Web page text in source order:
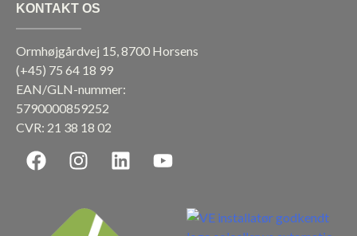
KONTAKT OS
Ormhøjgårdvej 15, 8700 Horsens
(+45) 75 64 18 99
EAN/GLN-nummer:
5790000859252
CVR: 21 38 18 02
F
a
I
n
t
L
i
Y
o